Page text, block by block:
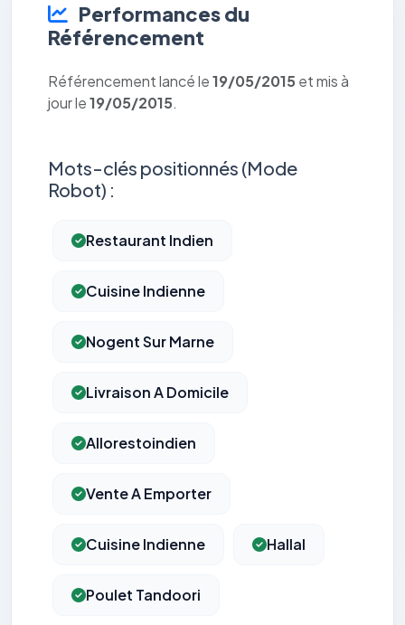
Performances du
Référencement
Référencement lancé le19/05/2015 et mis à
jour le19/05/2015.
Mots-clés positionnés (Mode
Robot) :
Restaurant Indien
Cuisine Indienne
Nogent Sur Marne
Livraison A Domicile
Allorestoindien
Vente A Emporter
Cuisine Indienne Hallal
Poulet Tandoori